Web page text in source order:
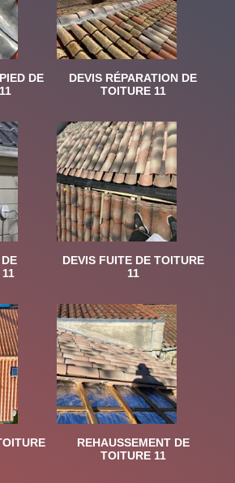
DE
DEVIS RÉPARATION DE
TOITURE 11
DEVIS FUITE DE TOITURE
11
REHAUSSEMENT DE
TOITURE 11